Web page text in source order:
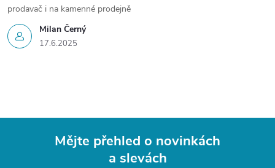
Milan Černý
17.6.2025
prodavač i na kamenné prodejně
Mějte přehled o novinkách
a slevách